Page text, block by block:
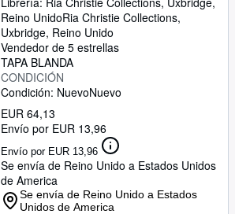
Reino UnidoRia Christie Collections,
Uxbridge, Reino Unido
Vendedor de 5 estrellas
TAPA BLANDA
CONDICIÓN
Condición: NuevoNuevo
EUR 64,13
Envío por EUR 13,96
Envío por EUR 13,96
Se envía de Reino Unido a Estados Unidos
de America
Se envía de Reino Unido a Estados
Unidos de America